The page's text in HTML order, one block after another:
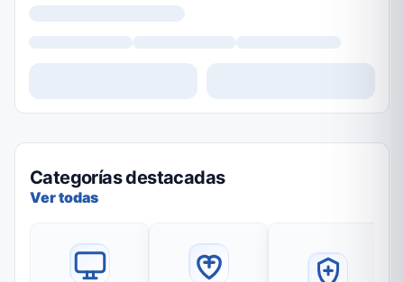
Categorías destacadas
Ver todas